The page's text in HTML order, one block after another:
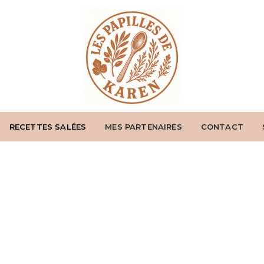
RECETTES SALÉES MES PARTENAIRES CONTACT